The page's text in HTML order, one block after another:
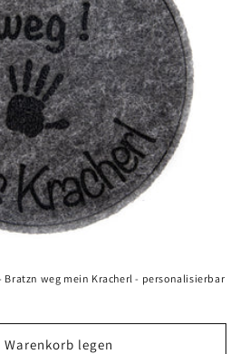
Bratzn weg mein Kracherl - personalisierbar
Warenkorb legen